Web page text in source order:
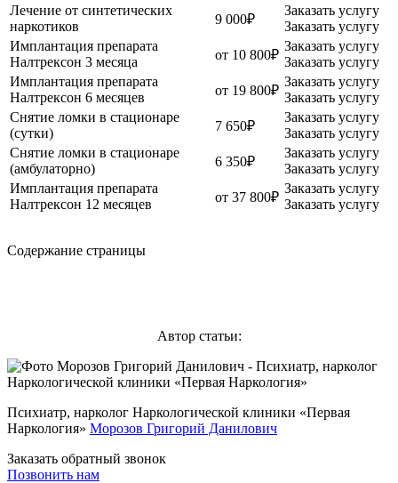
Лечение от синтетических
наркотиков
9 000₽
Заказать услугу
Заказать услугу
Имплантация препарата
Налтрексон 3 месяца
от 10 800₽
Заказать услугу
Заказать услугу
Имплантация препарата
Налтрексон 6 месяцев
от 19 800₽
Заказать услугу
Заказать услугу
Снятие ломки в стационаре
(сутки)
7 650₽
Заказать услугу
Заказать услугу
Снятие ломки в стационаре
(амбулаторно)
6 350₽
Заказать услугу
Заказать услугу
Имплантация препарата
Налтрексон 12 месяцев
от 37 800₽
Заказать услугу
Заказать услугу
Содержание страницы
Автор статьи:
Психиатр, нарколог Наркологической клиники «Первая
Наркология» Морозов Григорий Данилович
Заказать обратный звонок
Позвонить нам